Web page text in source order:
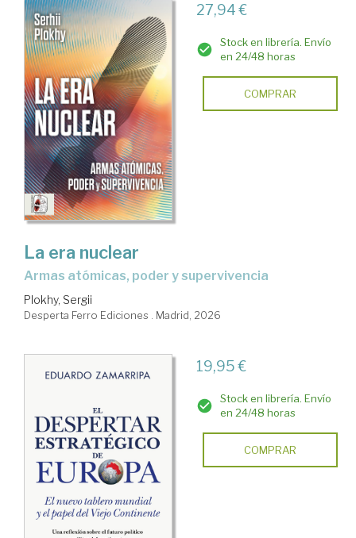
27,94 €
Stock en librería. Envío
en 24/48 horas
COMPRAR
La era nuclear
Armas atómicas, poder y supervivencia
Plokhy, Sergii
Desperta Ferro Ediciones . Madrid, 2026
19,95 €
Stock en librería. Envío
en 24/48 horas
COMPRAR